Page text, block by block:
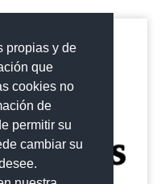
propias y de
que
cookies no
de
permitir su
cambiar su